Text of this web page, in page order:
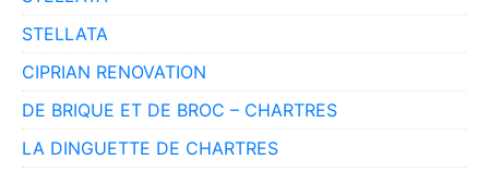
STELLATA
CIPRIAN RENOVATION
DE BRIQUE ET DE BROC – CHARTRES
LA DINGUETTE DE CHARTRES